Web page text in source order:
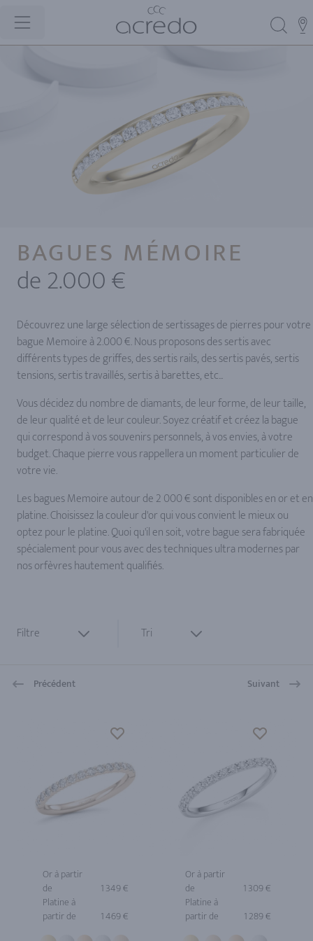
BAGUES MÉMOIRE
de 2.000 €
Découvrez une large sélection de sertissages de pierres pour votre
bague Memoire à 2.000 €. Nous proposons des sertis avec
différents types de griffes, des sertis rails, des sertis pavés, sertis
tensions, sertis travaillés, sertis à barettes, etc...
Vous décidez du nombre de diamants, de leur forme, de leur taille,
de leur qualité et de leur couleur. Soyez créatif et créez la bague
qui correspond à vos souvenirs personnels, à vos envies, à votre
budget. Chaque pierre vous rappellera un moment particulier de
votre vie.
Les bagues Memoire autour de 2 000 € sont disponibles en or et en
platine. Choisissez la couleur d'or qui vous convient le mieux ou
optez pour le platine. Quoi qu'il en soit, votre bague sera fabriquée
spécialement pour vous avec des techniques ultra modernes par
nos orfèvres hautement qualifiés.
Filtre Tri
Précédent Suivant
Or à partir
de
1 349 €
Platine à
partir de
1 469 €
Or à partir
de
1 309 €
Platine à
partir de
1 289 €